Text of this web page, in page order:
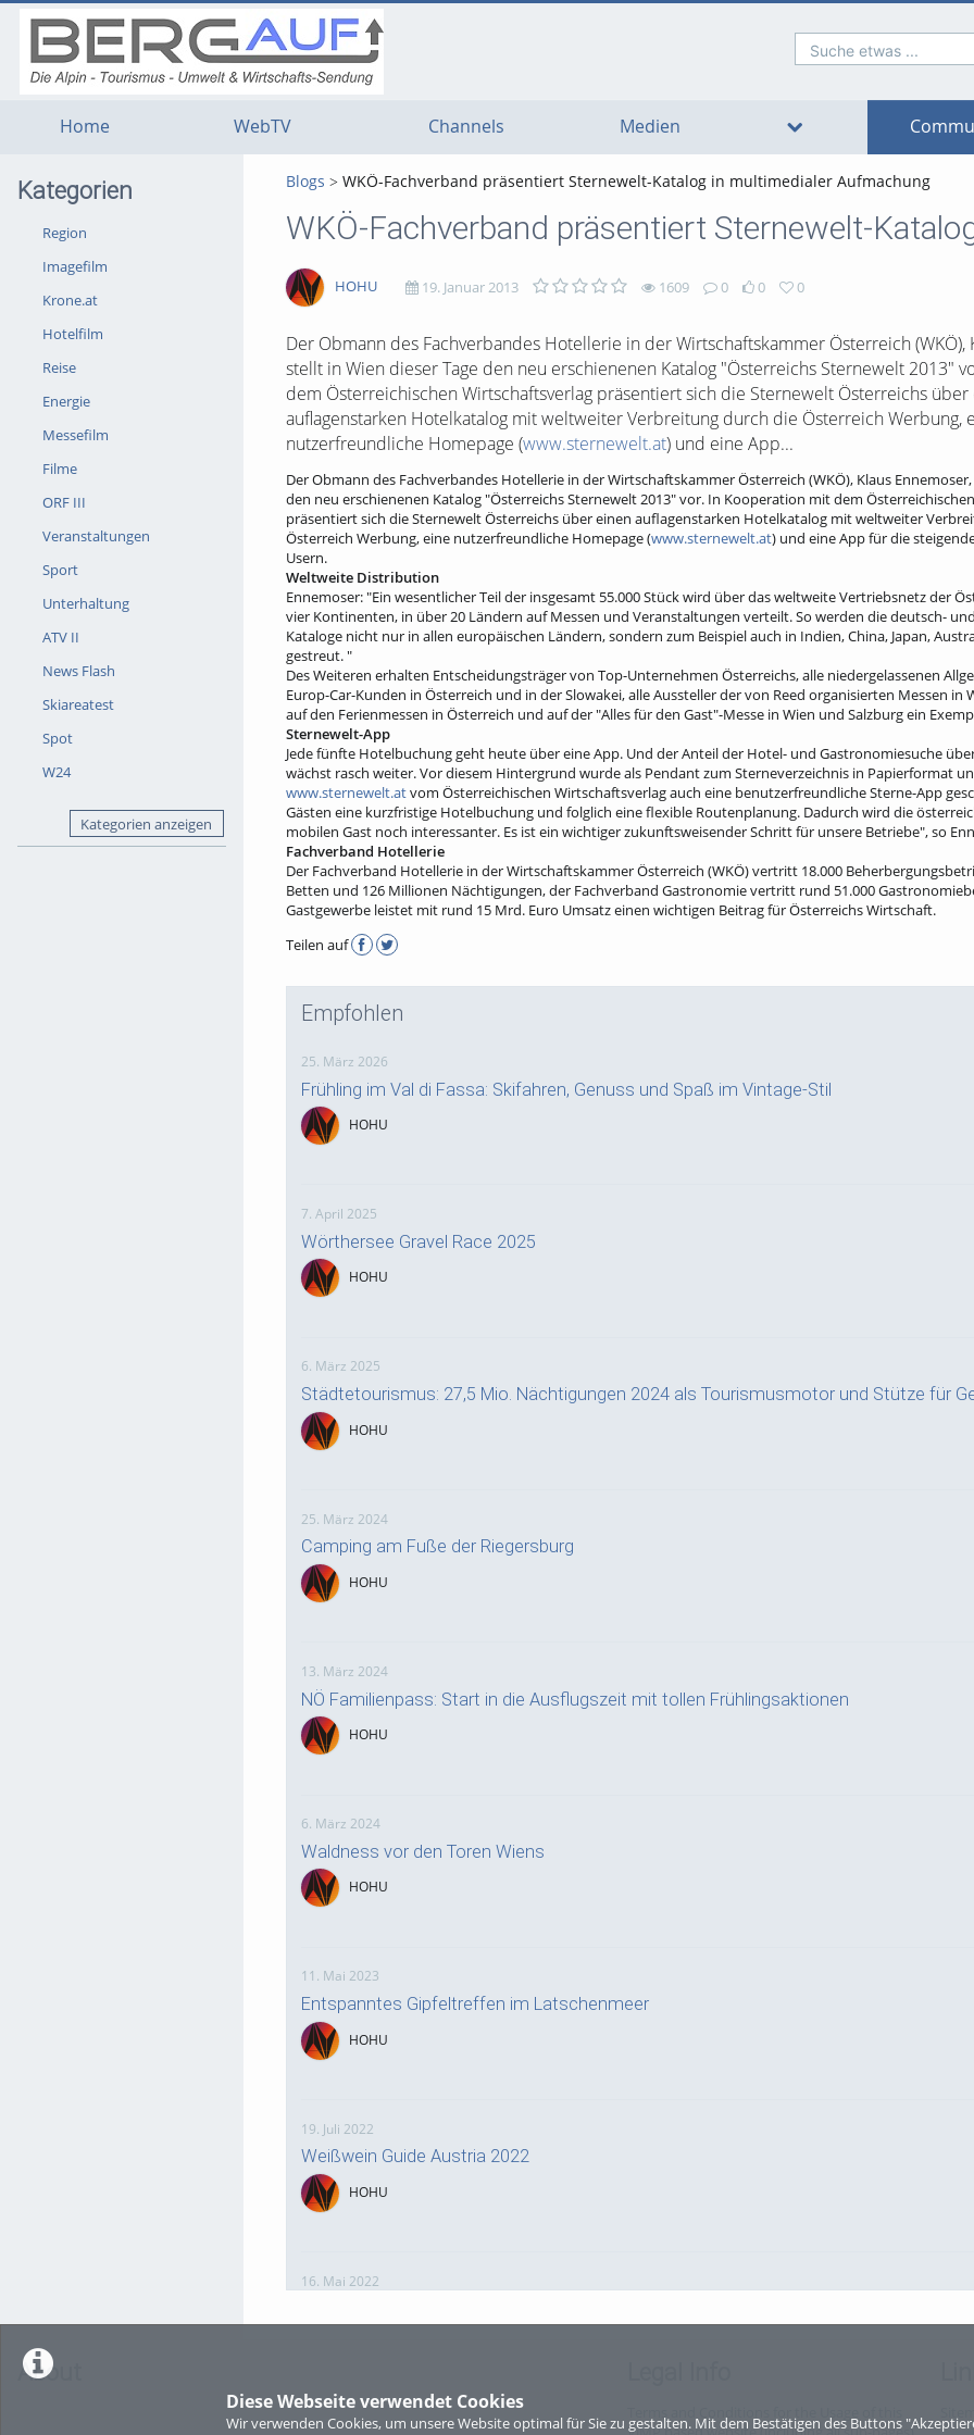
Diese Webseite verwendet Cookies
Wir verwenden Cookies, um unsere Website optimal für Sie zu gestalten. Mit dem Bestätigen des Buttons
Suche etwas ...
Home WebTV Channels Medien
Kategorien
Region
Imagefilm
Krone.at
Hotelfilm
Reise
Energie
Messefilm
Filme
ORF III
Veranstaltungen
Sport
Unterhaltung
ATV II
News Flash
Skiareatest
Spot
W24
Kategorien anzeigen
Blogs WKÖ-Fachverband präsentiert Sternewelt-Katalog in multimedialer Aufmachung
WKÖ-Fachverband präsentiert Sternewelt-
HOHU 19. Januar 2013 1609 0
Kommentare
0 0
favorites
Der Obmann des Fachverbandes Hotellerie in der Wirtschaftskammer Österreich (WKÖ),
stellt in Wien dieser Tage den neu erschienenen Katalog "Österreichs Sternewelt 2013"
dem Österreichischen Wirtschaftsverlag präsentiert sich die Sternewelt Österreichs über
auflagenstarken Hotelkatalog mit weltweiter Verbreitung durch die Österreich Werbung,
nutzerfreundliche Homepage (www.sternewelt.at) und eine App...
Der Obmann des Fachverbandes Hotellerie in der Wirtschaftskammer Österreich (WKÖ), Klaus
den neu erschienenen Katalog "Österreichs Sternewelt 2013" vor. In Kooperation mit dem
präsentiert sich die Sternewelt Österreichs über einen auflagenstarken Hotelkatalog mit weltweiter
Österreich Werbung, eine nutzerfreundliche Homepage (www.sternewelt.at) und eine App für die
Usern.
Weltweite Distribution
Ennemoser: "Ein wesentlicher Teil der insgesamt 55.000 Stück wird über das weltweite Vertriebsnetz der
vier Kontinenten, in über 20 Ländern auf Messen und Veranstaltungen verteilt. So werden die deutsch-
Kataloge nicht nur in allen europäischen Ländern, sondern zum Beispiel auch in Indien, China, Japan,
gestreut. "
Des Weiteren erhalten Entscheidungsträger von Top-Unternehmen Österreichs, alle niedergelassenen
Europ-Car-Kunden in Österreich und in der Slowakei, alle Aussteller der von Reed organisierten Messen in
auf den Ferienmessen in Österreich und auf der "Alles für den Gast"-Messe in Wien und Salzburg ein
Sternewelt-App
Jede fünfte Hotelbuchung geht heute über eine App. Und der Anteil der Hotel- und Gastronomiesuche
wächst rasch weiter. Vor diesem Hintergrund wurde als Pendant zum Sterneverzeichnis in Papierformat
www.sternewelt.atvom Österreichischen Wirtschaftsverlag auch eine benutzerfreundliche Sterne-App
Gästen eine kurzfristige Hotelbuchung und folglich eine flexible Routenplanung. Dadurch wird die
mobilen Gast noch interessanter. Es ist ein wichtiger zukunftsweisender Schritt für unsere Betriebe", so
Fachverband Hotellerie
Der Fachverband Hotellerie in der Wirtschaftskammer Österreich (WKÖ) vertritt 18.000
Betten und 126 Millionen Nächtigungen, der Fachverband Gastronomie vertritt rund 51.000
Gastgewerbe leistet mit rund 15 Mrd. Euro Umsatz einen wichtigen Beitrag für Österreichs Wirtschaft.
Teilen auf
Empfohlen
25. März 2026
Frühling im Val di Fassa: Skifahren, Genuss und Spaß im Vintage-Stil
HOHU
7. April 2025
Wörthersee Gravel Race 2025
HOHU
6. März 2025
Städtetourismus: 27,5 Mio. Nächtigungen 2024 als Tourismusmotor und Stütze für
HOHU
25. März 2024
Camping am Fuße der Riegersburg
HOHU
13. März 2024
NÖ Familienpass: Start in die Ausflugszeit mit tollen Frühlingsaktionen
HOHU
6. März 2024
Waldness vor den Toren Wiens
HOHU
11. Mai 2023
Entspanntes Gipfeltreffen im Latschenmeer
HOHU
19. Juli 2022
Weißwein Guide Austria 2022
HOHU
16. Mai 2022
About